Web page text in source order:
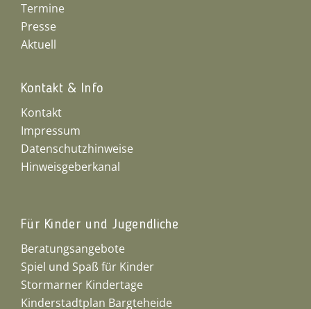
Termine
Presse
Aktuell
Kontakt & Info
Kontakt
Impressum
Datenschutzhinweise
Hinweisgeberkanal
Für Kinder und Jugendliche
Beratungsangebote
Spiel und Spaß für Kinder
Stormarner Kindertage
Kinderstadtplan Bargteheide